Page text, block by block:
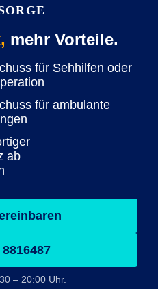
mehr Vorteile.
für Sehhilfen oder
für ambulante
ab
– 20:00 Uhr.